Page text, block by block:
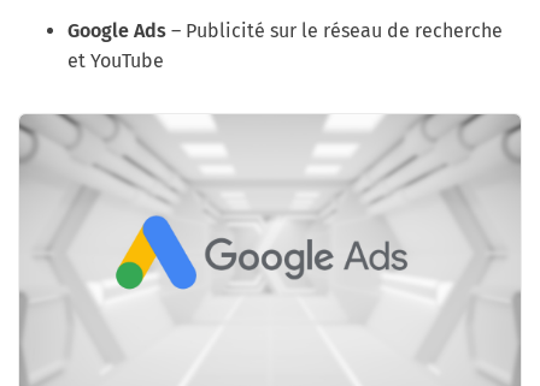
Google Ads – Publicité sur le réseau de recherche
et YouTube